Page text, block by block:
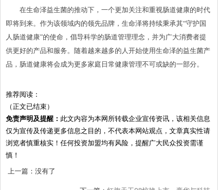
在生命泽益生菌的推动下，一个更加关注和重视肠道健康的时代
即将到来。作为该领域内的领先品牌，生命泽将持续秉承其“守护国
人肠道健康”的使命，倡导科学的肠道管理理念，并为广大消费者提
供更好的产品和服务。随着越来越多的人开始使用生命泽的益生菌产
品，肠道健康将会成为更多家庭日常健康管理不可或缺的一部分。
推荐阅读：
（正文已结束）
免责声明及提醒： 此文内容为本网所转载企业宣传资讯，该相关信息
仅为宣传及传递更多信息之目的，不代表本网站观点，文章真实性请
浏览者慎重核实！任何投资加盟均有风险，提醒广大民众投资需谨
慎！
上一篇：没有了